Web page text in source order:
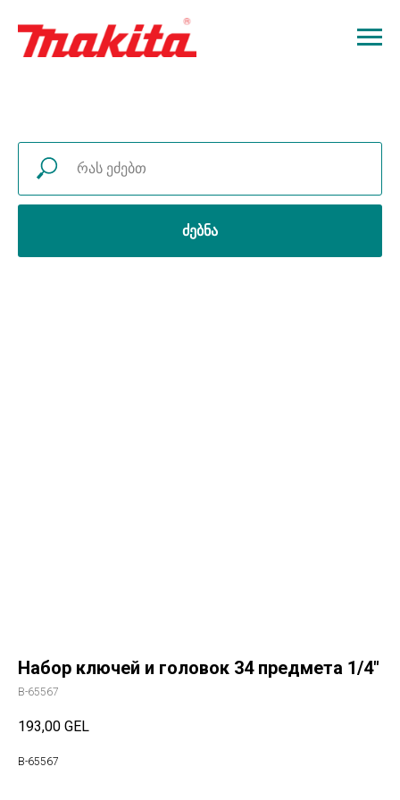
ძებნა
Набор ключей и головок 34 предмета 1/4"
B-65567
193,00 GEL
B-65567